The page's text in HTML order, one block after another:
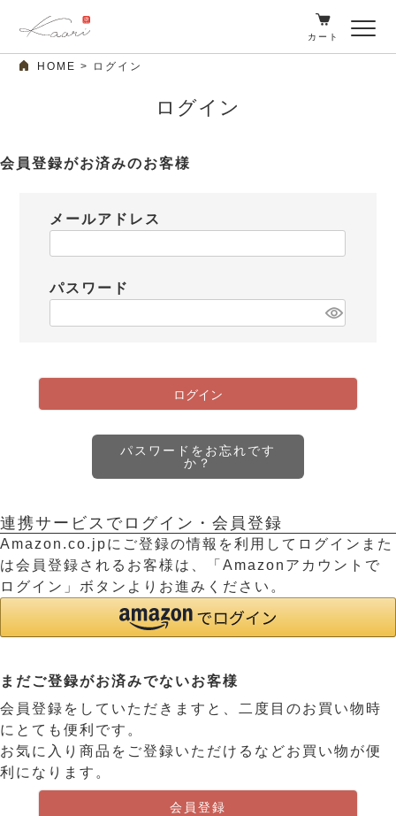
カート
HOME ログイン
ログイン
会員登録がお済みのお客様
メールアドレス
パスワード
ログイン
パスワードをお忘れです
か？
連携サービスでログイン・会員登録
Amazon.co.jpにご登録の情報を利用してログインまた
は会員登録されるお客様は、「Amazonアカウントで
ログイン」ボタンよりお進みください。
まだご登録がお済みでないお客様
会員登録をしていただきますと、二度目のお買い物時
にとても便利です。
お気に入り商品をご登録いただけるなどお買い物が便
利になります。
会員登録